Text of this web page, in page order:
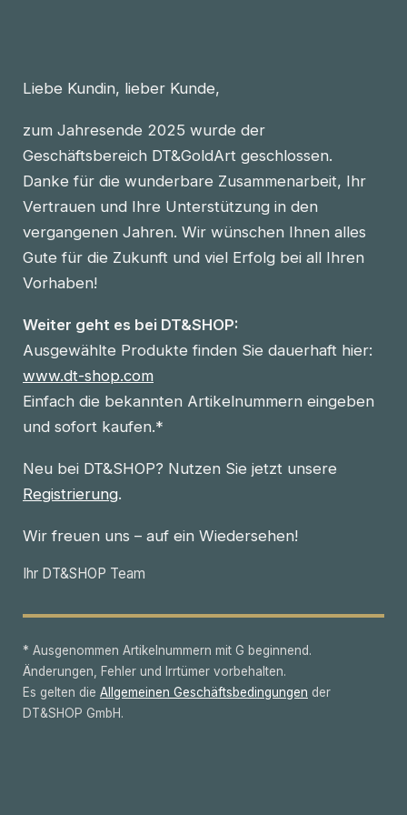
Liebe Kundin, lieber Kunde,
zum Jahresende 2025 wurde der
Geschäftsbereich DT&GoldArt geschlossen.
Danke für die wunderbare Zusammenarbeit, Ihr
Vertrauen und Ihre Unterstützung in den
vergangenen Jahren. Wir wünschen Ihnen alles
Gute für die Zukunft und viel Erfolg bei all Ihren
Vorhaben!
Weiter geht es bei DT&SHOP:
Ausgewählte Produkte finden Sie dauerhaft hier:
www.dt-shop.com
Einfach die bekannten Artikelnummern eingeben
und sofort kaufen.*
Neu bei DT&SHOP? Nutzen Sie jetzt unsere
Registrierung.
Wir freuen uns – auf ein Wiedersehen!
Ihr DT&SHOP Team
* Ausgenommen Artikelnummern mit G beginnend.
Änderungen, Fehler und Irrtümer vorbehalten.
Es gelten die Allgemeinen Geschäftsbedingungen der
DT&SHOP GmbH.